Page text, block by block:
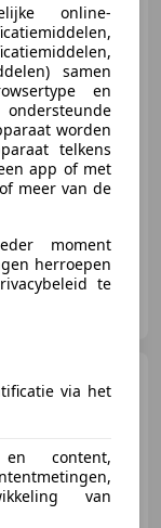
1
170 kW (231 PK)
| SOH 82,2% |
1
online-
samen
en
worden
telkens
app of met
meer van de
moment
herroepen
te
via het
en content,
van